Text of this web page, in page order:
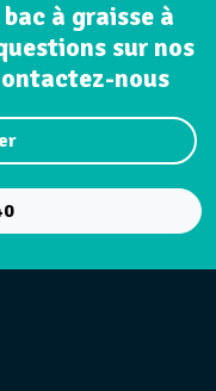
à graisse à
sur nos
nous